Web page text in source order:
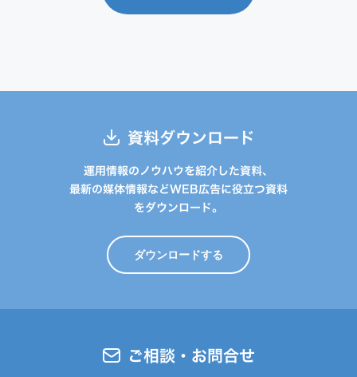
資料ダウンロード
運用情報のノウハウを紹介した資料、
最新の媒体情報などWEB広告に役立つ資料
をダウンロード。
ダウンロードする
ご相談・お問合せ